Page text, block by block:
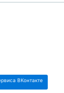
ВКонтакте